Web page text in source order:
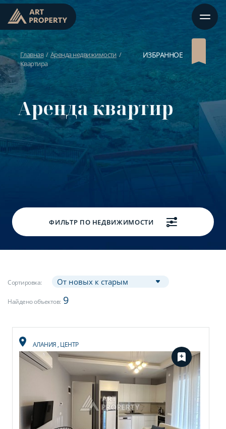
Главная
Аренда недвижимости
Квартира
ИЗБРАННОЕ
Аренда квартир
ФИЛЬТР ПО НЕДВИЖИМОСТИ
Сортировка:
Найдено объектов: 9
АЛАНИЯ, ЦЕНТР